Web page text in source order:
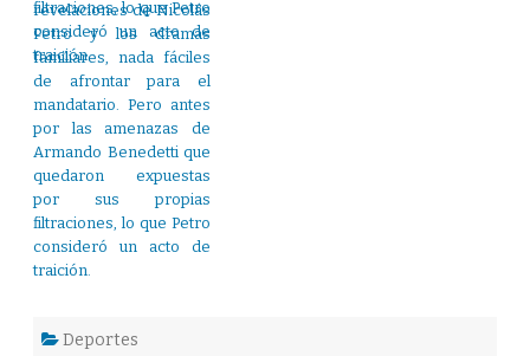
revelaciones de Nicolás
Petro y los dramas
familiares, nada fáciles
de afrontar para el
mandatario. Pero antes
por las amenazas de
Armando Benedetti que
quedaron expuestas
por sus propias
filtraciones, lo que Petro
consideró un acto de
traición.
Deportes